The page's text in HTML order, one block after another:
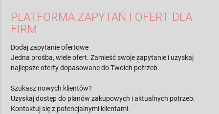
PLATFORMA ZAPYTAŃ I OFERT DLA
FIRM
Dodaj zapytanie ofertowe
Jedna prośba, wiele ofert. Zamieść swoje zapytanie i uzyskaj
najlepsze oferty dopasowane do Twoich potrzeb.
Szukasz nowych klientów?
Uzyskaj dostęp do planów zakupowych i aktualnych potrzeb.
Kontaktuj się z potencjalnymi klientami.